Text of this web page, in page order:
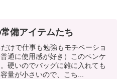
備アイテムたち
けで仕事も勉強もモチベーショ
通に使用感が好き）このペンケ
硬いのでバッグに雑に入れても
量が小さいので、こち...